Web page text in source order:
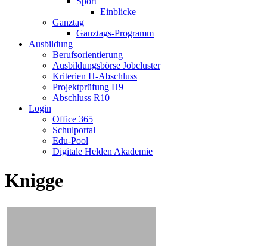
Einblicke
Ganztag
Ganztags-Programm
Ausbildung
Berufsorientierung
Ausbildungsbörse Jobcluster
Kriterien H-Abschluss
Projektprüfung H9
Abschluss R10
Login
Office 365
Schulportal
Edu-Pool
Digitale Helden Akademie
Knigge